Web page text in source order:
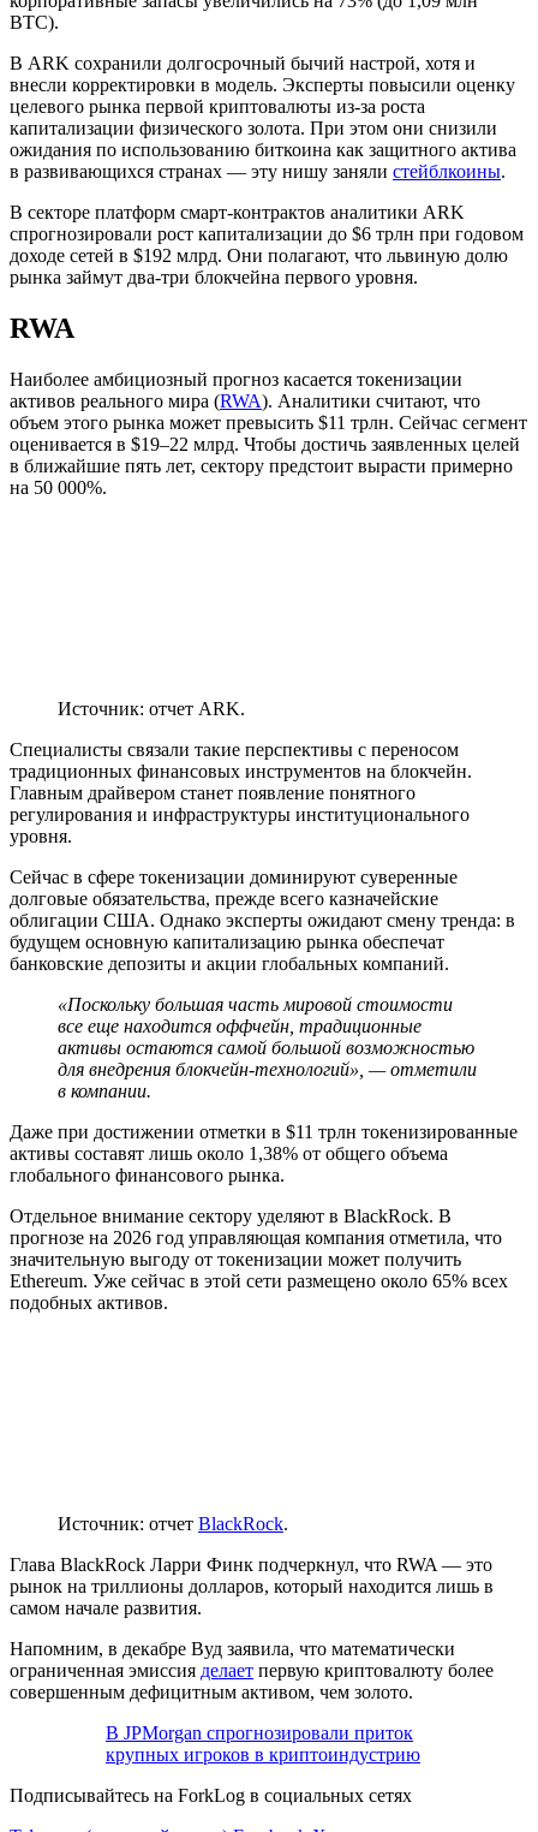
BTC).
В ARK сохранили долгосрочный бычий настрой, хотя и
внесли корректировки в модель. Эксперты повысили оценку
целевого рынка первой криптовалюты из-за роста
капитализации физического золота. При этом они снизили
ожидания по использованию биткоина как защитного актива
в развивающихся странах — эту нишу заняли стейблкоины.
В секторе платформ смарт-контрактов аналитики ARK
спрогнозировали рост капитализации до $6 трлн при годовом
доходе сетей в $192 млрд. Они полагают, что львиную долю
рынка займут два-три блокчейна первого уровня.
RWA
Наиболее амбициозный прогноз касается токенизации
активов реального мира (RWA). Аналитики считают, что
объем этого рынка может превысить $11 трлн. Сейчас сегмент
оценивается в $19–22 млрд. Чтобы достичь заявленных целей
в ближайшие пять лет, сектору предстоит вырасти примерно
на 50 000%.
Источник: отчет ARK.
Специалисты связали такие перспективы с переносом
традиционных финансовых инструментов на блокчейн.
Главным драйвером станет появление понятного
регулирования и инфраструктуры институционального
уровня.
Сейчас в сфере токенизации доминируют суверенные
долговые обязательства, прежде всего казначейские
облигации США. Однако эксперты ожидают смену тренда: в
будущем основную капитализацию рынка обеспечат
банковские депозиты и акции глобальных компаний.
«Поскольку большая часть мировой стоимости
все еще находится оффчейн, традиционные
активы остаются самой большой возможностью
для внедрения блокчейн-технологий», — отметили
в компании.
Даже при достижении отметки в $11 трлн токенизированные
активы составят лишь около 1,38% от общего объема
глобального финансового рынка.
Отдельное внимание сектору уделяют в BlackRock. В
прогнозе на 2026 год управляющая компания отметила, что
значительную выгоду от токенизации может получить
Ethereum. Уже сейчас в этой сети размещено около 65% всех
подобных активов.
Источник: отчет BlackRock.
Глава BlackRock Ларри Финк подчеркнул, что RWA — это
рынок на триллионы долларов, который находится лишь в
самом начале развития.
Напомним, в декабре Вуд заявила, что математически
ограниченная эмиссия делает первую криптовалюту более
совершенным дефицитным активом, чем золото.
В JPMorgan спрогнозировали приток
крупных игроков в криптоиндустрию
Подписывайтесь на ForkLog в социальных сетях